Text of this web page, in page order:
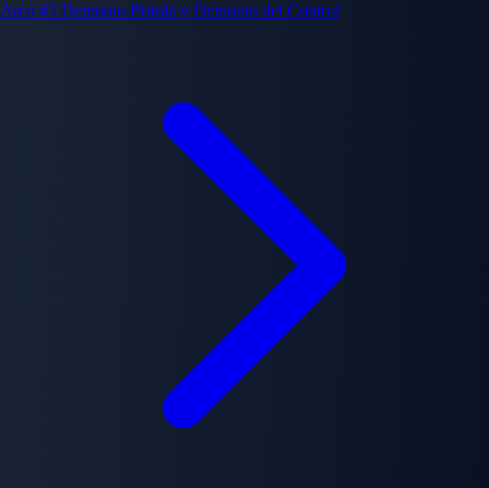
Arco #5 Demonio Pistola y Demonio del Control